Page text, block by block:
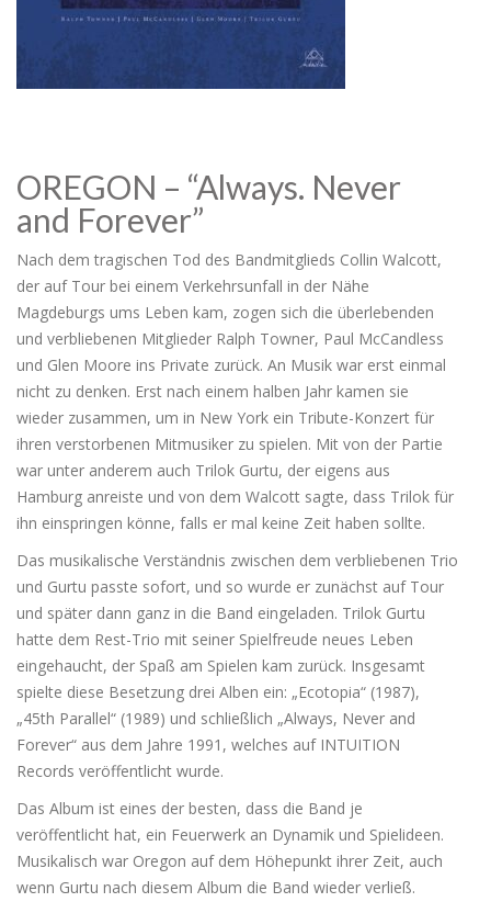
OREGON – “Always. Never
and Forever”
Nach dem tragischen Tod des Bandmitglieds Collin Walcott,
der auf Tour bei einem Verkehrsunfall in der Nähe
Magdeburgs ums Leben kam, zogen sich die überlebenden
und verbliebenen Mitglieder Ralph Towner, Paul McCandless
und Glen Moore ins Private zurück. An Musik war erst einmal
nicht zu denken. Erst nach einem halben Jahr kamen sie
wieder zusammen, um in New York ein Tribute-Konzert für
ihren verstorbenen Mitmusiker zu spielen. Mit von der Partie
war unter anderem auch Trilok Gurtu, der eigens aus
Hamburg anreiste und von dem Walcott sagte, dass Trilok für
ihn einspringen könne, falls er mal keine Zeit haben sollte.
Das musikalische Verständnis zwischen dem verbliebenen Trio
und Gurtu passte sofort, und so wurde er zunächst auf Tour
und später dann ganz in die Band eingeladen. Trilok Gurtu
hatte dem Rest-Trio mit seiner Spielfreude neues Leben
eingehaucht, der Spaß am Spielen kam zurück. Insgesamt
spielte diese Besetzung drei Alben ein: „Ecotopia“ (1987),
„45th Parallel“ (1989) und schließlich „Always, Never and
Forever“ aus dem Jahre 1991, welches auf INTUITION
Records veröffentlicht wurde.
Das Album ist eines der besten, dass die Band je
veröffentlicht hat, ein Feuerwerk an Dynamik und Spielideen.
Musikalisch war Oregon auf dem Höhepunkt ihrer Zeit, auch
wenn Gurtu nach diesem Album die Band wieder verließ.